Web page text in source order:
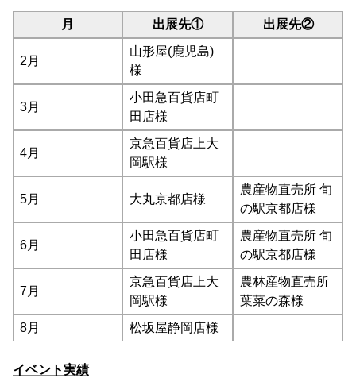
月 出展先① 出展先②
2月
山形屋(鹿児島)
様
3月
小田急百貨店町
田店様
4月
京急百貨店上大
岡駅様
5月 大丸京都店様
農産物直売所 旬
の駅京都店様
6月
小田急百貨店町
田店様
農産物直売所 旬
の駅京都店様
7月
京急百貨店上大
岡駅様
農林産物直売所
葉菜の森様
8月
松坂屋静岡店様
イベント実績